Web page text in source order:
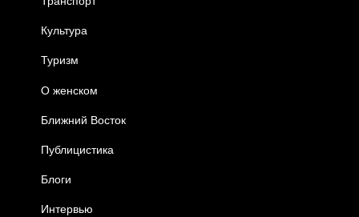
Культура
Туризм
О женском
Ближний Восток
Публицистика
Блоги
Интервью